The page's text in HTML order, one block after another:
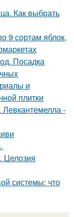
Как выбрать
9 сортам яблок,
Посадка
и
плитки
-
Целозия
системы: что